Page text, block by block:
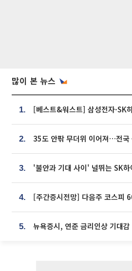
많이 본 뉴스
1.
2.
3.
4.
5.